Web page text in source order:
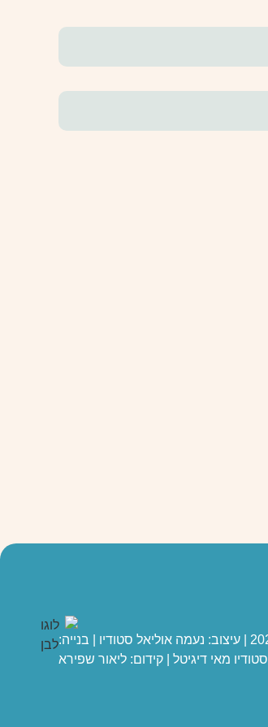
בנייה:
סטודיו מאי דיגיטל | קידום: ליאור שפירא